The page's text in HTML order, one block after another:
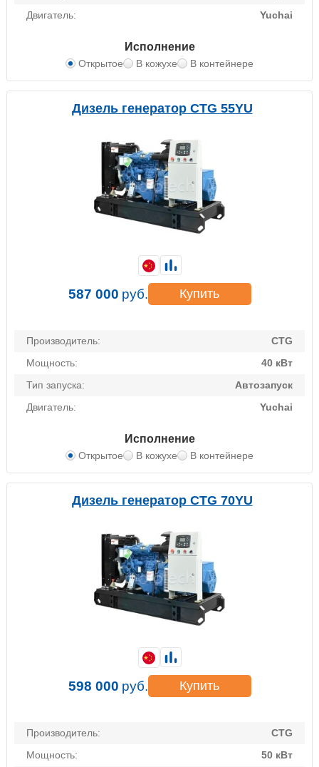
Двигатель:
Yuchai
Исполнение
Открытое В кожухе В контейнере
Дизель генератор CTG 55YU
Производитель:
CTG
Мощность:
40 кВт
Тип запуска:
Автозапуск
Двигатель:
Yuchai
Исполнение
Открытое В кожухе В контейнере
587 000 руб. Купить
Дизель генератор CTG 70YU
Производитель:
CTG
Мощность:
50 кВт
598 000 руб. Купить